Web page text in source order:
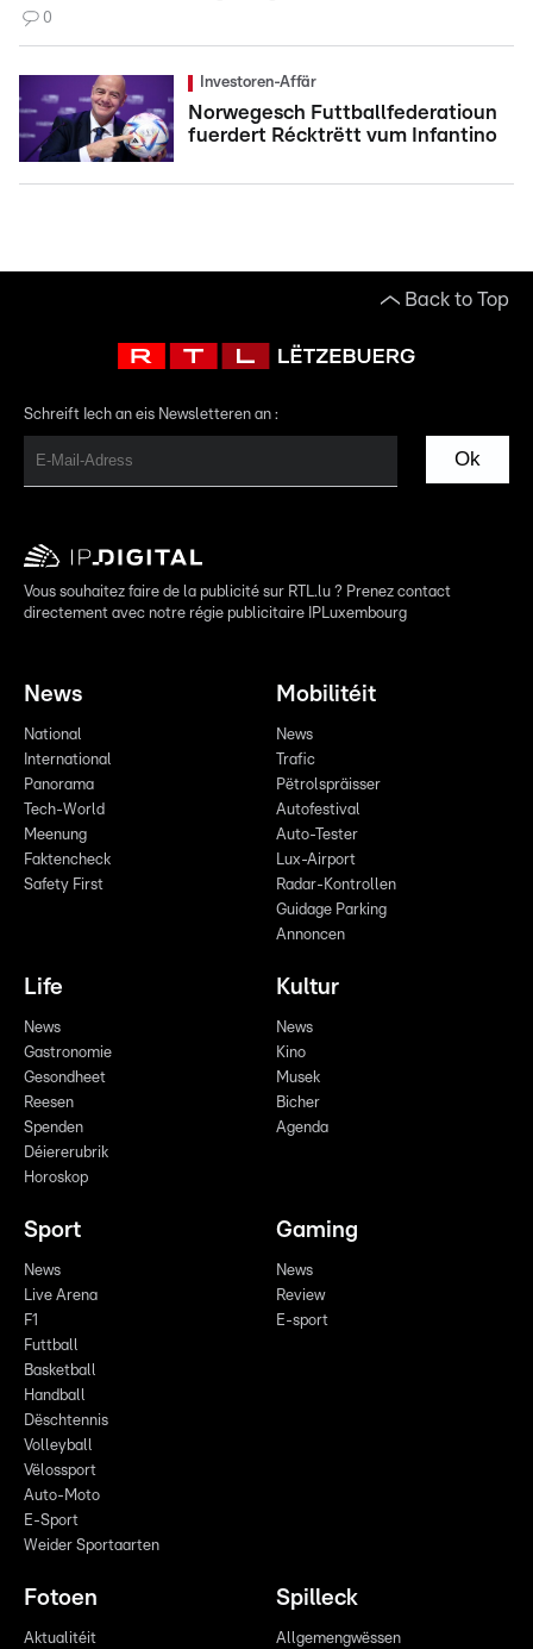
0
Investoren-Affär
Norwegesch Futtballfederatioun
fuerdert Récktrëtt vum Infantino
Back to Top
Schreift Iech an eis Newsletteren an :
Ok
Vous souhaitez faire de la publicité sur RTL.lu ? Prenez contact
directement avec notre régie publicitaire IPLuxembourg
News
National
International
Panorama
Tech-World
Meenung
Faktencheck
Safety First
Mobilitéit
News
Trafic
Pëtrolspräisser
Autofestival
Auto-Tester
Lux-Airport
Radar-Kontrollen
Guidage Parking
Annoncen
Life
News
Gastronomie
Gesondheet
Reesen
Spenden
Déiererubrik
Horoskop
Kultur
News
Kino
Musek
Bicher
Agenda
Sport
News
Live Arena
F1
Futtball
Basketball
Handball
Dëschtennis
Volleyball
Vëlossport
Auto-Moto
E-Sport
Weider Sportaarten
Gaming
News
Review
E-sport
Fotoen
Aktualitéit
Spilleck
Allgemengwëssen